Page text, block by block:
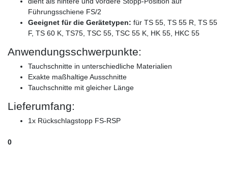
Führungsschiene FS/2
Geeignet für die Gerätetypen: für TS 55, TS 55 R, TS 55
F, TS 60 K, TS75, TSC 55, TSC 55 K, HK 55, HKC 55
Anwendungsschwerpunkte:
Tauchschnitte in unterschiedliche Materialien
Exakte maßhaltige Ausschnitte
Tauchschnitte mit gleicher Länge
Lieferumfang:
1x Rückschlagstopp FS-RSP
0